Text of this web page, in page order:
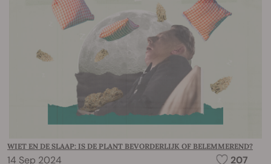
WIET EN DE SLAAP: IS DE PLANT BEVORDERLIJK OF BELEMMEREND?
14 Sep 2024 207